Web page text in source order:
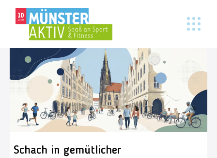
Schach in gemütlicher